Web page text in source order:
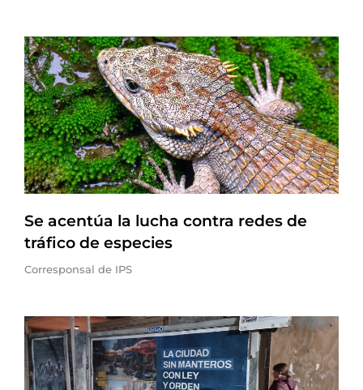
Se acentúa la lucha contra redes de
tráfico de especies
Corresponsal de IPS